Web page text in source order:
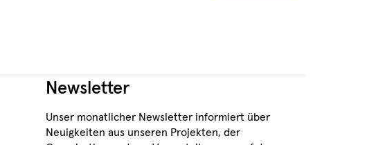
Newsletter
Unser monatlicher Newsletter informiert über
Neuigkeiten aus unseren Projekten, der